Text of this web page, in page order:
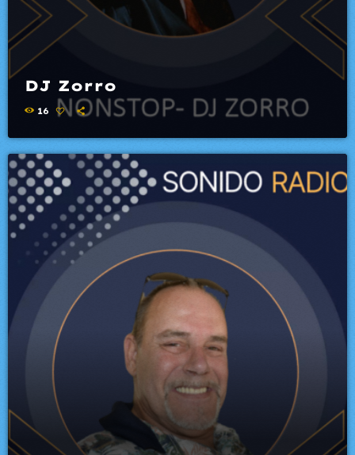
DJ Zorro
16